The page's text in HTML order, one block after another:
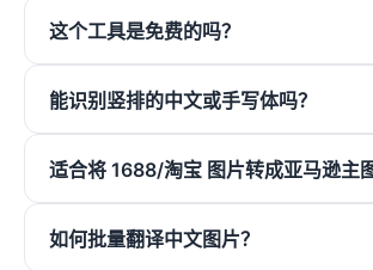
这个工具是免费的吗？
能识别竖排的中文或手写体吗？
适合将 1688/淘宝 图片转成亚马逊主
如何批量翻译中文图片？